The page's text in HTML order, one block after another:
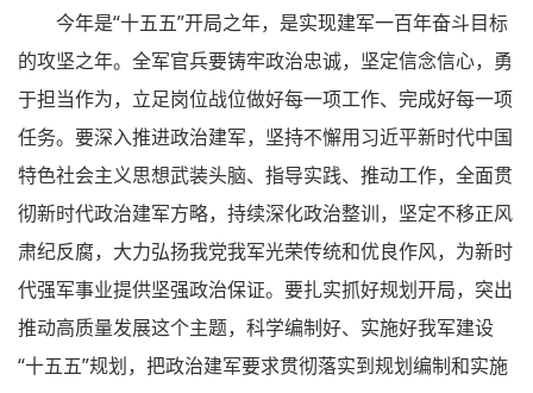
今年是“十五五”开局之年，是实现建军一百年奋斗目标
的攻坚之年。全军官兵要铸牢政治忠诚，坚定信念信心，勇
于担当作为，立足岗位战位做好每一项工作、完成好每一项
任务。要深入推进政治建军，坚持不懈用习近平新时代中国
特色社会主义思想武装头脑、指导实践、推动工作，全面贯
彻新时代政治建军方略，持续深化政治整训，坚定不移正风
肃纪反腐，大力弘扬我党我军光荣传统和优良作风，为新时
代强军事业提供坚强政治保证。要扎实抓好规划开局，突出
推动高质量发展这个主题，科学编制好、实施好我军建设
“十五五”规划，把政治建军要求贯彻落实到规划编制和实施